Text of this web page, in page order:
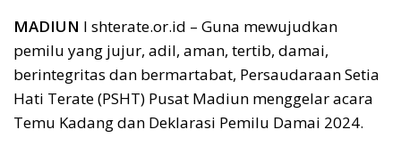
MADIUN I shterate.or.id – Guna mewujudkan
pemilu yang jujur, adil, aman, tertib, damai,
berintegritas dan bermartabat, Persaudaraan Setia
Hati Terate (PSHT) Pusat Madiun menggelar acara
Temu Kadang dan Deklarasi Pemilu Damai 2024.